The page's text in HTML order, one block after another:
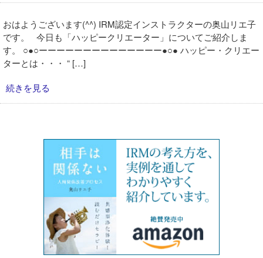
おはようございます(^^) IRM認定インストラクターの奥山リエ子
です。 今日も「ハッピークリエーター」についてご紹介しま
す。 ○●○ーーーーーーーーーーーーーー●○● ハッピー・クリエー
ターとは・・・ “ […]
続きを見る